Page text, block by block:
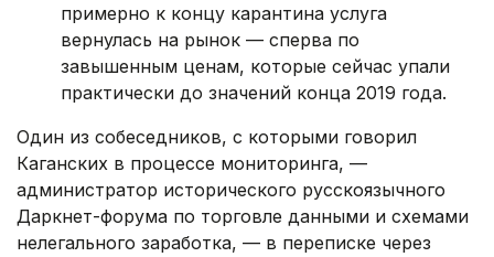
примерно к концу карантина услуга
вернулась на рынок — сперва по
завышенным ценам, которые сейчас упали
практически до значений конца 2019 года.
Один из собеседников, с которыми говорил
Каганских в процессе мониторинга, —
администратор исторического русскоязычного
Даркнет-форума по торговле данными и схемами
нелегального заработка, — в переписке через